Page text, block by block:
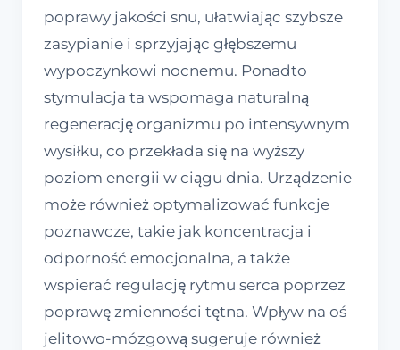
poprawy jakości snu, ułatwiając szybsze
zasypianie i sprzyjając głębszemu
wypoczynkowi nocnemu. Ponadto
stymulacja ta wspomaga naturalną
regenerację organizmu po intensywnym
wysiłku, co przekłada się na wyższy
poziom energii w ciągu dnia. Urządzenie
może również optymalizować funkcje
poznawcze, takie jak koncentracja i
odporność emocjonalna, a także
wspierać regulację rytmu serca poprzez
poprawę zmienności tętna. Wpływ na oś
jelitowo-mózgową sugeruje również